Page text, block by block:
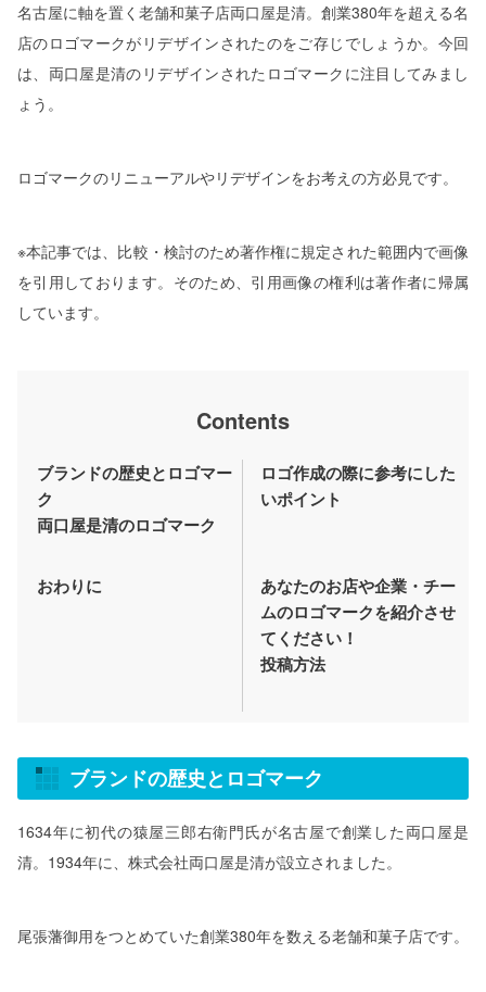
名古屋に軸を置く老舗和菓子店両口屋是清。創業380年を超える名
店のロゴマークがリデザインされたのをご存じでしょうか。今回
は、両口屋是清のリデザインされたロゴマークに注目してみまし
ょう。
ロゴマークのリニューアルやリデザインをお考えの方必見です。
※本記事では、比較・検討のため著作権に規定された範囲内で画像
を引用しております。そのため、引用画像の権利は著作者に帰属
しています。
Contents
ブランドの歴史とロゴマー
ク
両口屋是清のロゴマーク
ロゴ作成の際に参考にした
いポイント
おわりに
あなたのお店や企業・チー
ムのロゴマークを紹介させ
てください！
投稿方法
ブランドの歴史とロゴマーク
1634年に初代の猿屋三郎右衛門氏が名古屋で創業した両口屋是
清。1934年に、株式会社両口屋是清が設立されました。
尾張藩御用をつとめていた創業380年を数える老舗和菓子店です。